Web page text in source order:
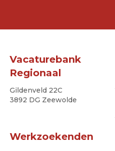
Vacaturebank
Regionaal
Gildenveld 22C
3892 DG Zeewolde
Werkzoekenden